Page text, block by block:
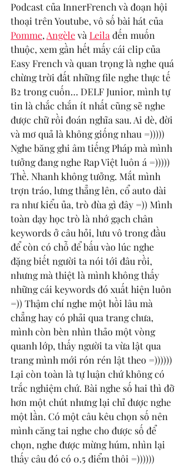
Podcast của InnerFrench và đoạn hội
thoại trên Youtube, vô số bài hát của
Pomme, Angèle và Leila đến muốn
thuộc, xem gần hết mấy cái clip của
Easy French và quan trọng là nghe quá
chừng trời đất những file nghe thực tế
B2 trong cuốn… DELF Junior, mình tự
tin là chắc chắn ít nhất cũng sẽ nghe
được chữ rồi đoán nghĩa sau. Ai dè, đời
và mơ quả là không giống nhau =)))))
Nghe băng ghi âm tiếng Pháp mà mình
tưởng đang nghe Rap Việt luôn á =)))))
Thề. Nhanh không tưởng. Mắt mình
trợn tráo, lưng thẳng lên, cổ auto dài
ra như kiểu ủa, trò đùa gì đây =)) Mình
toàn dạy học trò là nhớ gạch chân
keywords ở câu hỏi, lưu vô trong đầu
để còn có chỗ để bấu vào lúc nghe
đặng biết người ta nói tới đâu rồi,
nhưng mà thiệt là mình không thấy
những cái keywords đó xuất hiện luôn
=)) Thậm chí nghe một hồi lâu mà
chẳng hay có phải qua trang chưa,
mình còn bèn nhìn thảo một vòng
quanh lớp, thấy người ta vừa lật qua
trang mình mới rón rén lật theo =))))))
Lại còn toàn là tự luận chứ không có
trắc nghiệm chứ. Bài nghe số hai thì đỡ
hơn một chút nhưng lại chỉ được nghe
một lần. Có một câu kêu chọn số nên
mình căng tai nghe cho được số để
chọn, nghe được mừng húm, nhìn lại
thấy câu đó có 0.5 điểm thôi =))))))